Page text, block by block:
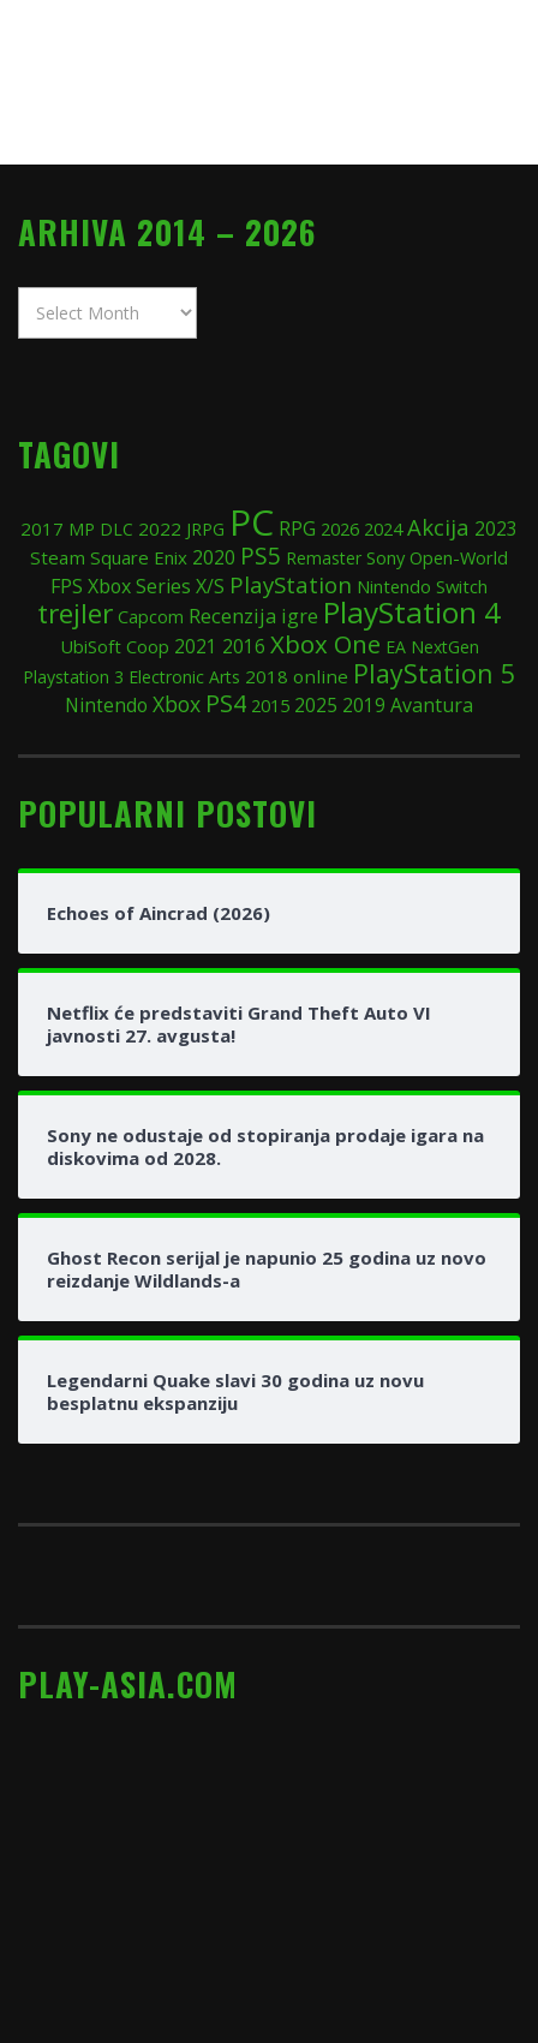
ARHIVA 2014 – 2026
2014
TAGOVI
2017 MP DLC 2022 JRPG PC RPG 2026 2024 Akcija 2023
Steam Square Enix 2020 PS5 Remaster Sony Open-World
FPS Xbox Series X/S PlayStation Nintendo Switch
trejler Capcom Recenzija igre PlayStation 4
UbiSoft Coop 2021 2016 Xbox One EA NextGen
Playstation 3 Electronic Arts 2018 online PlayStation 5
Nintendo Xbox PS4 2015 2025 2019 Avantura
POPULARNI POSTOVI
Echoes of Aincrad (2026)
Netflix će predstaviti Grand Theft Auto VI
javnosti 27. avgusta!
Sony ne odustaje od stopiranja prodaje igara na
diskovima od 2028.
Ghost Recon serijal je napunio 25 godina uz novo
reizdanje Wildlands-a
Legendarni Quake slavi 30 godina uz novu
besplatnu ekspanziju
PLAY-ASIA.COM